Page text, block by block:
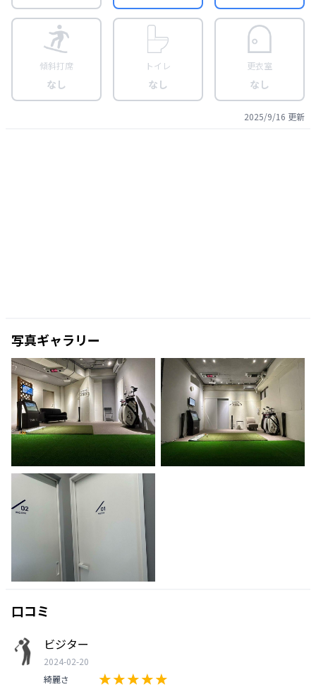
傾斜打席
なし
トイレ
なし
更衣室
なし
2025/9/16 更新
写真ギャラリー
口コミ
ビジター
2024-02-20
綺麗さ